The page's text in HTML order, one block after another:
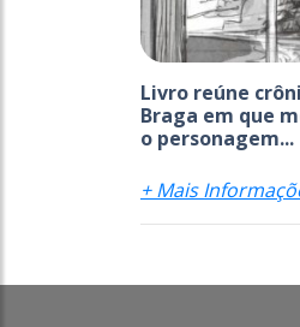
Livro reúne
Braga em que
o personagem...
+ Mais